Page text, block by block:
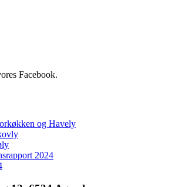
Facebook.
og Havely
2024